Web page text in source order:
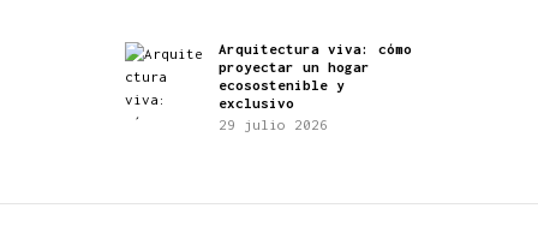
Arquitectura viva: cómo
proyectar un hogar
ecosostenible y
exclusivo
29 julio 2026